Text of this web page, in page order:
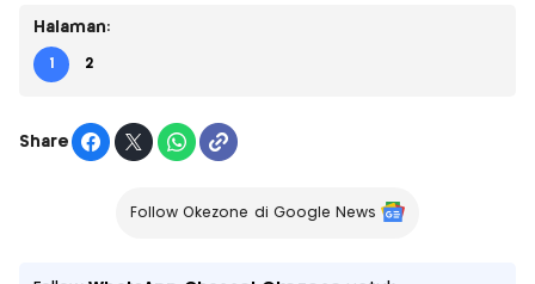
Halaman:
1 2
Share
Follow Okezone di Google News